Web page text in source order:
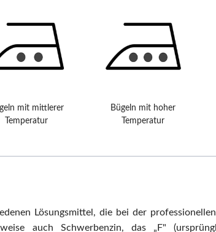
mit mittlerer
Temperatur
Bügeln mit hoher
Temperatur
Lösungsmittel, die bei der
auch Schwerbenzin, das „F"